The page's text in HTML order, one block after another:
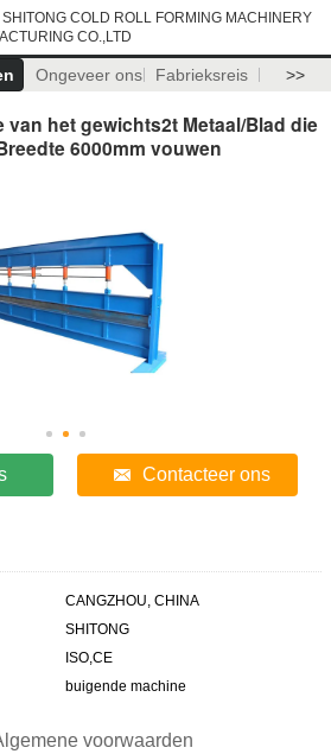
SHITONG COLD ROLL FORMING MACHINERY
CO.,LTD
Ongeveer ons Fabrieksreis >>
van het gewichts2t Metaal/Blad die
6000mm vouwen
Contacteer ons
CANGZHOU, CHINA
SHITONG
ISO,CE
buigende machine
voorwaarden